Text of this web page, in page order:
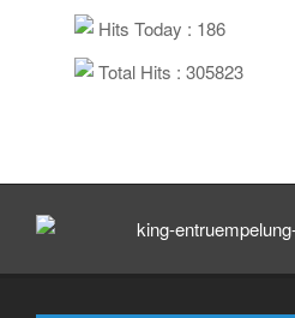
Hits Today : 186
Total Hits : 305823